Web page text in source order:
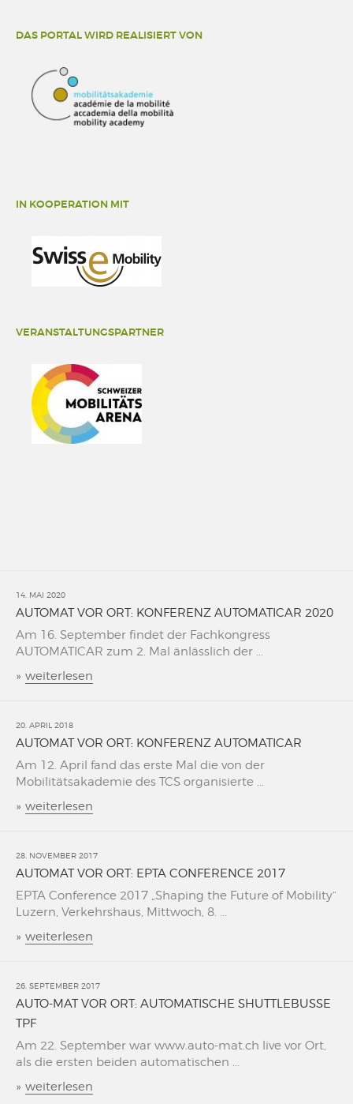
DAS PORTAL WIRD REALISIERT VON
IN KOOPERATION MIT
VERANSTALTUNGSPARTNER
14. MAI 2020
AUTOMAT VOR ORT: KONFERENZ AUTOMATICAR 2020
Am 16. September findet der Fachkongress
AUTOMATICAR zum 2. Mal änlässlich der ...
» weiterlesen
20. APRIL 2018
AUTOMAT VOR ORT: KONFERENZ AUTOMATICAR
Am 12. April fand das erste Mal die von der
Mobilitätsakademie des TCS organisierte ...
» weiterlesen
28. NOVEMBER 2017
AUTOMAT VOR ORT: EPTA CONFERENCE 2017
EPTA Conference 2017 „Shaping the Future of Mobility“
Luzern, Verkehrshaus, Mittwoch, 8. ...
» weiterlesen
26. SEPTEMBER 2017
AUTO-MAT VOR ORT: AUTOMATISCHE SHUTTLEBUSSE
TPF
Am 22. September war www.auto-mat.ch live vor Ort,
als die ersten beiden automatischen ...
» weiterlesen